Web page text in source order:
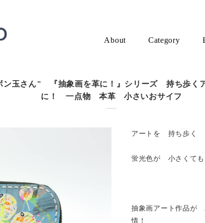
About Category
ン玉さん" 『抽象画を革に！』シリーズ 持ち歩く
に！ 一点物 本革 小さいおサイフ
アートを 持ち歩く
蛍光色が 小さくても
抽象画アート作品が
情！